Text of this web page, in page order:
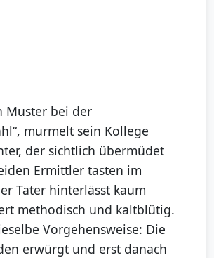
Muster bei der
murmelt sein Kollege
der sichtlich übermüdet
Ermittler tasten im
Täter hinterlässt kaum
methodisch und kaltblütig.
Vorgehensweise: Die
erwürgt und erst danach